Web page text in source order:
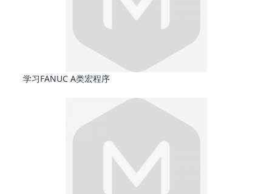
学习FANUC A类宏程序